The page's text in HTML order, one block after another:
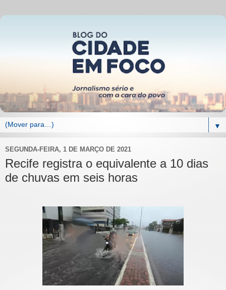
▼
SEGUNDA-FEIRA, 1 DE MARÇO DE 2021
Recife registra o equivalente a 10 dias
de chuvas em seis horas